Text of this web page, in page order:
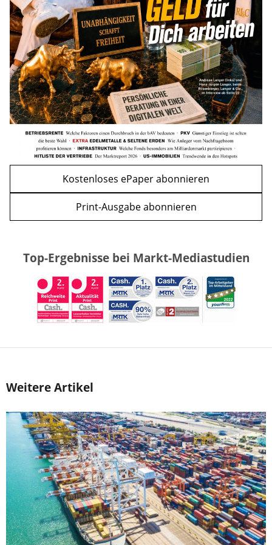
WEITERE ARTIKEL
zurückweiter
Kursrückgang jetzt eine Kaufchance?
mehr
Kostenloses ePaper abonnieren
Print-Ausgabe abonnieren
Top-Ergebnisse bei Markt-Mediastudien
Weitere Artikel